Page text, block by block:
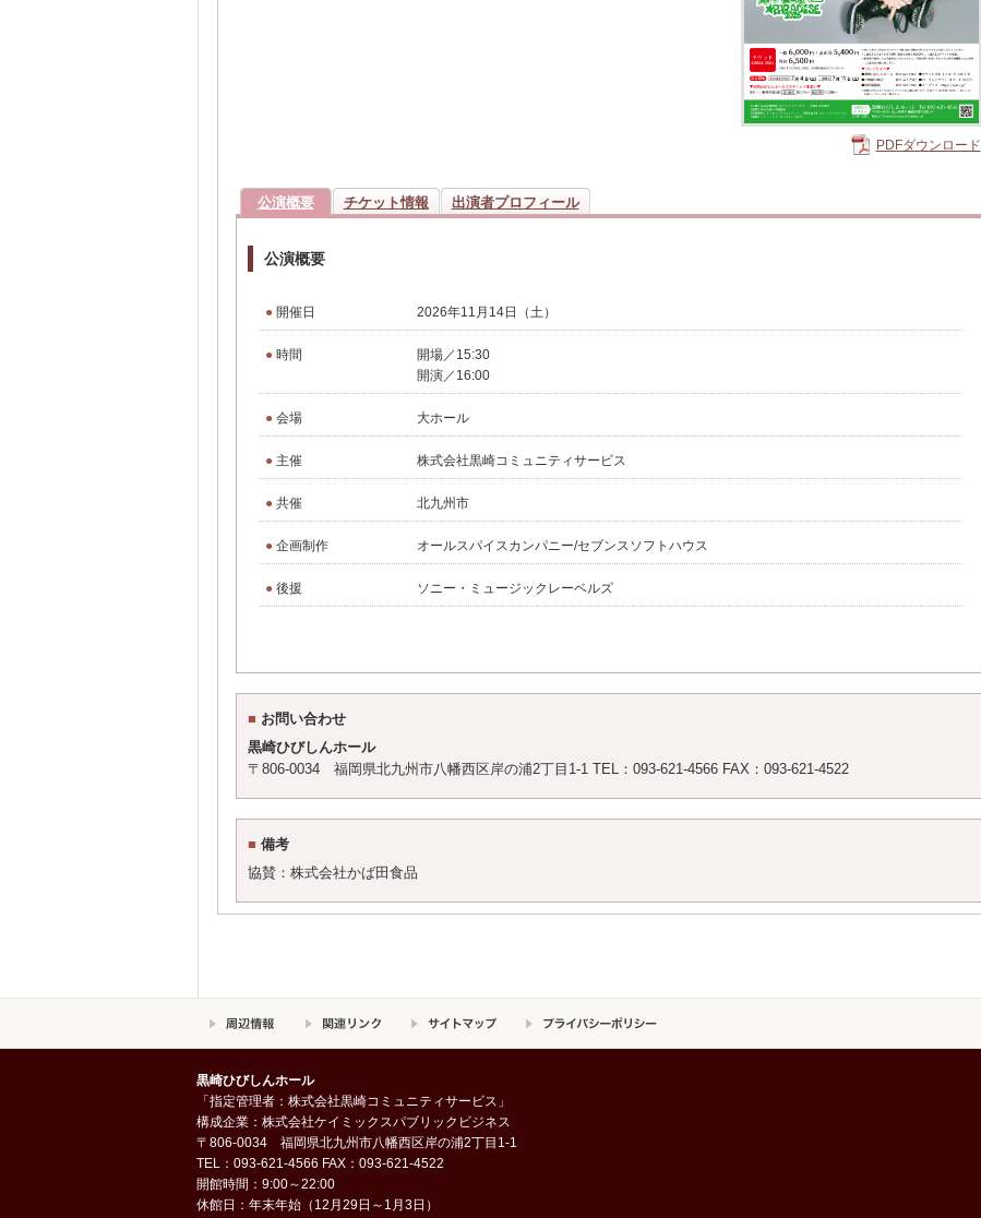
PDFダウンロード
公演概要 チケット情報 出演者プロフィール
公演概要
● 開催日 2026年11月14日（土）
● 時間
開場／15:30
開演／16:00
● 会場 大ホール
● 主催 株式会社黒崎コミュニティサービス
● 共催 北九州市
● 企画制作 オールスパイスカンパニー/セブンスソフトハウス
● 後援 ソニー・ミュージックレーベルズ
■ お問い合わせ
黒崎ひびしんホール
〒806-0034 福岡県北九州市八幡西区岸の浦2丁目1-1 TEL：093-621-4566 FAX：093-621-4522
■ 備考
協賛：株式会社かば田食品
黒崎ひびしんホール
「指定管理者：株式会社黒崎コミュニティサービス」
構成企業：株式会社ケイミックスパブリックビジネス
〒806-0034 福岡県北九州市八幡西区岸の浦2丁目1-1
TEL：093-621-4566 FAX：093-621-4522
開館時間：9:00～22:00
休館日：年末年始（12月29日～1月3日）